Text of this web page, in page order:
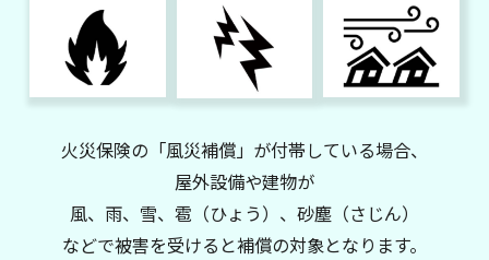
火災保険の「風災補償」が付帯している場合、
屋外設備や建物が
風、雨、雪、雹（ひょう）、砂塵（さじん）
などで被害を受けると補償の対象となります。